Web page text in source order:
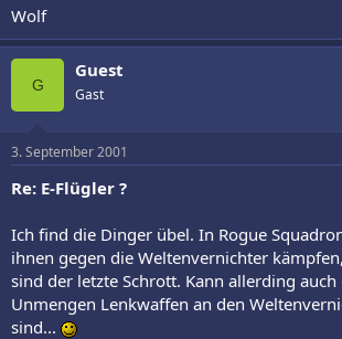
Wolf
G
Guest
Gast
3. September 2001
Re: E-Flügler ?
Ich find die Dinger übel. In Rogue
ihnen gegen die Weltenvernichter
sind der letzte Schrott. Kann allerding
Unmengen Lenkwaffen an den
sind...